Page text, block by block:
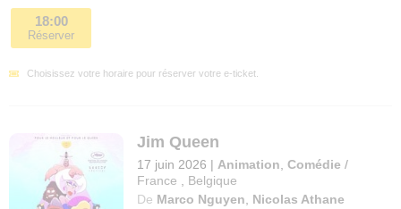
18:00
Réserver
Choisissez votre horaire pour réserver votre e-ticket.
Jim Queen
17 juin 2026 | Animation ,Comédie /
France
Belgique
De Marco Nguyen
Nicolas Athane